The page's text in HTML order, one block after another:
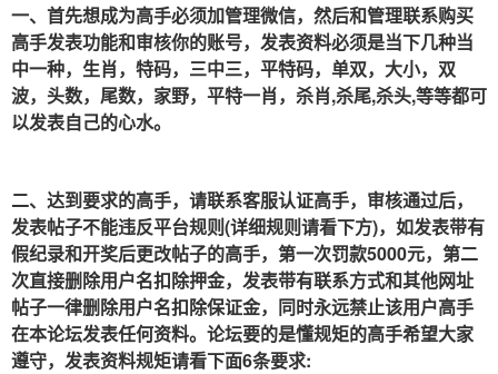
一、首先想成为高手必须加管理微信，然后和管理联系购买
高手发表功能和审核你的账号，发表资料必须是当下几种当
中一种，生肖，特码，三中三，平特码，单双，大小，双
波，头数，尾数，家野，平特一肖，杀肖,杀尾,杀头,等等都可
以发表自己的心水。
二、达到要求的高手，请联系客服认证高手，审核通过后，
发表帖子不能违反平台规则(详细规则请看下方)，如发表带有
假纪录和开奖后更改帖子的高手，第一次罚款5000元，第二
次直接删除用户名扣除押金，发表带有联系方式和其他网址
帖子一律删除用户名扣除保证金，同时永远禁止该用户高手
在本论坛发表任何资料。论坛要的是懂规矩的高手希望大家
遵守，发表资料规矩请看下面6条要求: